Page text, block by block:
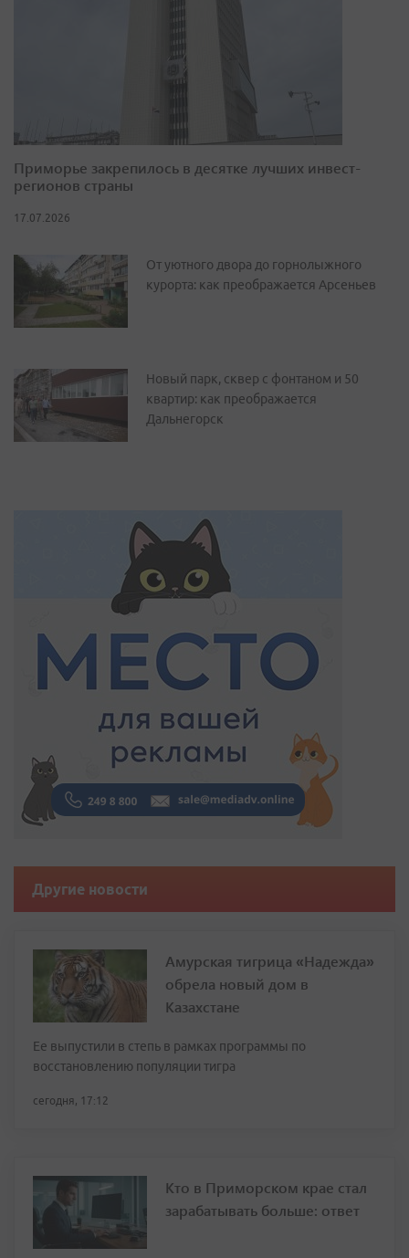
Приморье закрепилось в десятке лучших инвест-
регионов страны
17.07.2026
От уютного двора до горнолыжного
курорта: как преображается Арсеньев
Новый парк, сквер с фонтаном и 50
квартир: как преображается
Дальнегорск
Другие новости
Амурская тигрица «Надежда»
обрела новый дом в
Казахстане
Ее выпустили в степь в рамках программы по
восстановлению популяции тигра
сегодня, 17:12
Кто в Приморском крае стал
зарабатывать больше: ответ